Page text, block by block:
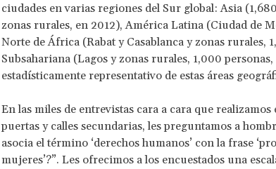
ciudades en varias regiones del Sur global: Asia
zonas rurales, en 2012), América Latina (Ciudad de
Norte de África (Rabat y Casablanca y zonas rurales,
Subsahariana (Lagos y zonas rurales, 1,000
estadísticamente representativo de estas áreas
En las miles de entrevistas cara a cara que realizamos
puertas y calles secundarias, les preguntamos a
asocia el término ‘derechos humanos’ con la frase
mujeres’?”. Les ofrecimos a los encuestados una